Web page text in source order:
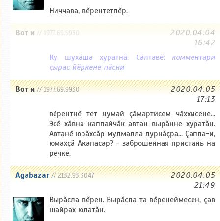
Ниччава, вĕрентетпĕр.
Вот и // 1977.69.9930
2020.04.04
16:42
Ку шухăша хуратнă. Сăлтавĕ: комментари
ҫырас йӗркене пӑсни
Вот и// 1977.69.9930
2020.04.05
17:13
вĕрентнĕ тет нумай çăмартисем чăххисене...
Эсĕ хăвна каппайчăк автан вырăнне хуратăн.
Автанĕ юрăхсăр мулмалла пурнăçра... Çапла-и,
юмахçă Акапасар? - заброшенная пристань на
речке.
Agabazar// 2132.93.3047
2020.04.05
21:49
Вырăсла вĕрен. Вырăсла та вĕренеймесен, çав
шайрах юлатăн.